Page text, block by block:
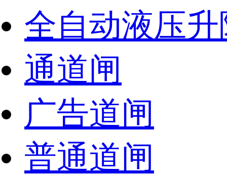
全自动液压
通道闸
广告道闸
普通道闸